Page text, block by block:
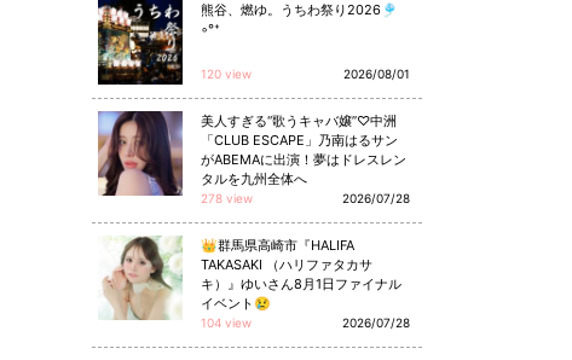
熊谷、燃ゆ。うちわ祭り2026🎐
◦°⁺
120 view 2026/08/01
美人すぎる“歌うキャバ嬢”♡中洲
「CLUB ESCAPE」乃南はるサン
がABEMAに出演！夢はドレスレン
タルを九州全体へ
278 view 2026/07/28
👑群馬県高崎市『HALIFA
TAKASAKI （ハリファタカサ
キ）』ゆいさん8月1日ファイナル
イベント😢
104 view 2026/07/28